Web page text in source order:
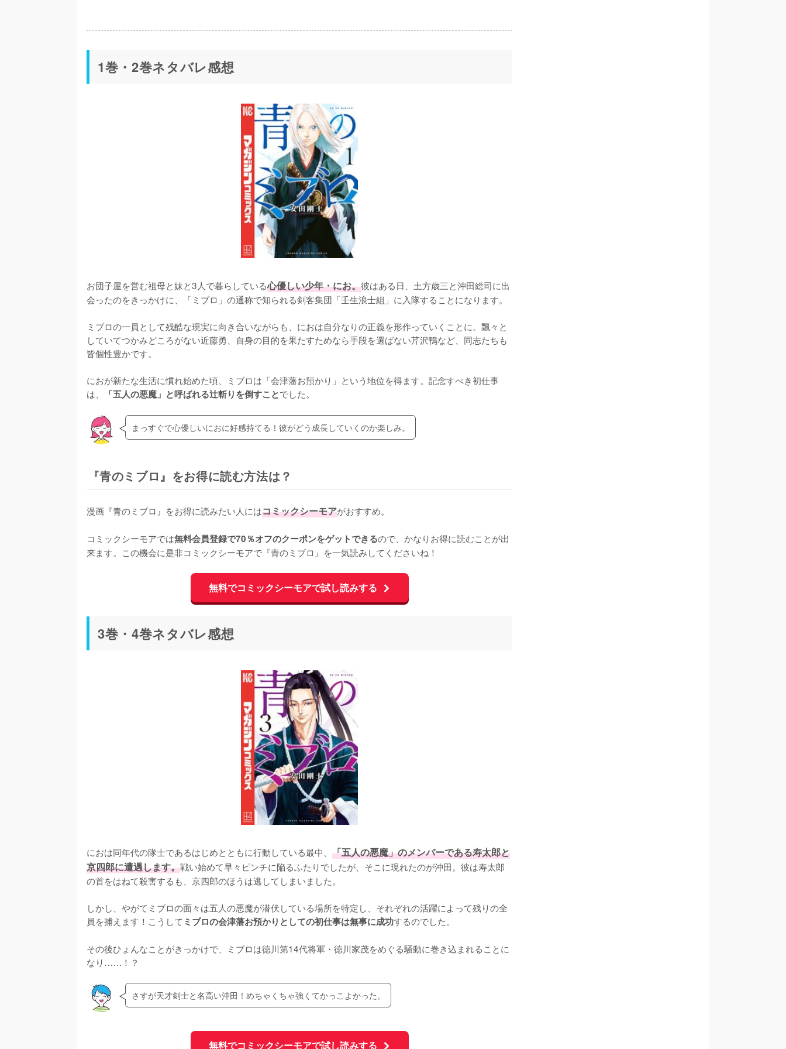
1巻・2巻ネタバレ感想
お団子屋を営む祖母と妹と3人で暮らしている心優しい少年・にお。彼はある日、土方歳三と沖田総司に出
会ったのをきっかけに、「ミブロ」の通称で知られる剣客集団「壬生浪士組」に入隊することになります。
ミブロの一員として残酷な現実に向き合いながらも、におは自分なりの正義を形作っていくことに。飄々と
していてつかみどころがない近藤勇、自身の目的を果たすためなら手段を選ばない芹沢鴨など、同志たちも
皆個性豊かです。
におが新たな生活に慣れ始めた頃、ミブロは「会津藩お預かり」という地位を得ます。記念すべき初仕事
は、
「五人の悪魔」と呼ばれる辻斬りを倒すことでした。
まっすぐで心優しいにおに好感持てる！彼がどう成長していくのか楽しみ。
『青のミブロ』をお得に読む方法は？
漫画『青のミブロ』をお得に読みたい人にはコミックシーモアがおすすめ。
コミックシーモアでは無料会員登録で70％オフのクーポンをゲットできるので、かなりお得に読むことが出
来ます。この機会に是非コミックシーモアで『青のミブロ』を一気読みしてくださいね！
無料でコミックシーモアで試し読みする
3巻・4巻ネタバレ感想
におは同年代の隊士であるはじめとともに行動している最中、 「五人の悪魔」のメンバーである寿太郎と
京四郎に遭遇します。戦い始めて早々ピンチに陥るふたりでしたが、そこに現れたのが沖田。彼は寿太郎
の首をはねて殺害するも、京四郎のほうは逃してしまいました。
しかし、やがてミブロの面々は五人の悪魔が潜伏している場所を特定し、それぞれの活躍によって残りの全
員を捕えます！こうして ミブロの会津藩お預かりとしての初仕事は無事に成功するのでした。
その後ひょんなことがきっかけで、ミブロは徳川第14代将軍・徳川家茂をめぐる騒動に巻き込まれることに
なり……！？
さすが天才剣士と名高い沖田！めちゃくちゃ強くてかっこよかった。
無料でコミックシーモアで試し読みする